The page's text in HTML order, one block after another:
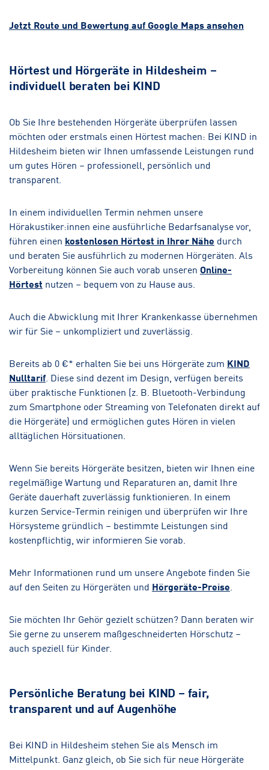
Jetzt Route und Bewertung auf Google Maps ansehen
Hörtest und Hörgeräte in Hildesheim –
individuell beraten bei KIND
Ob Sie Ihre bestehenden Hörgeräte überprüfen lassen
möchten oder erstmals einen Hörtest machen: Bei KIND in
Hildesheim bieten wir Ihnen umfassende Leistungen rund
um gutes Hören – professionell, persönlich und
transparent.
In einem individuellen Termin nehmen unsere
Hörakustiker:innen eine ausführliche Bedarfsanalyse vor,
führen einen kostenlosen Hörtest in Ihrer Nähe durch
und beraten Sie ausführlich zu modernen Hörgeräten. Als
Vorbereitung können Sie auch vorab unseren Online-
Hörtest nutzen – bequem von zu Hause aus.
Auch die Abwicklung mit Ihrer Krankenkasse übernehmen
wir für Sie – unkompliziert und zuverlässig.
Bereits ab 0 €* erhalten Sie bei uns Hörgeräte zum KIND
Nulltarif . Diese sind dezent im Design, verfügen bereits
über praktische Funktionen (z. B. Bluetooth-Verbindung
zum Smartphone oder Streaming von Telefonaten direkt auf
die Hörgeräte) und ermöglichen gutes Hören in vielen
alltäglichen Hörsituationen.
Wenn Sie bereits Hörgeräte besitzen, bieten wir Ihnen eine
regelmäßige Wartung und Reparaturen an, damit Ihre
Geräte dauerhaft zuverlässig funktionieren. In einem
kurzen Service-Termin reinigen und überprüfen wir Ihre
Hörsysteme gründlich – bestimmte Leistungen sind
kostenpflichtig, wir informieren Sie vorab.
Mehr Informationen rund um unsere Angebote finden Sie
auf den Seiten zu Hörgeräten und Hörgeräte-Preise
Sie möchten Ihr Gehör gezielt schützen? Dann beraten wir
Sie gerne zu unserem maßgeschneiderten Hörschutz –
auch speziell für Kinder.
Persönliche Beratung bei KIND – fair,
transparent und auf Augenhöhe
Bei KIND in Hildesheim stehen Sie als Mensch im
Mittelpunkt. Ganz gleich, ob Sie sich für neue Hörgeräte